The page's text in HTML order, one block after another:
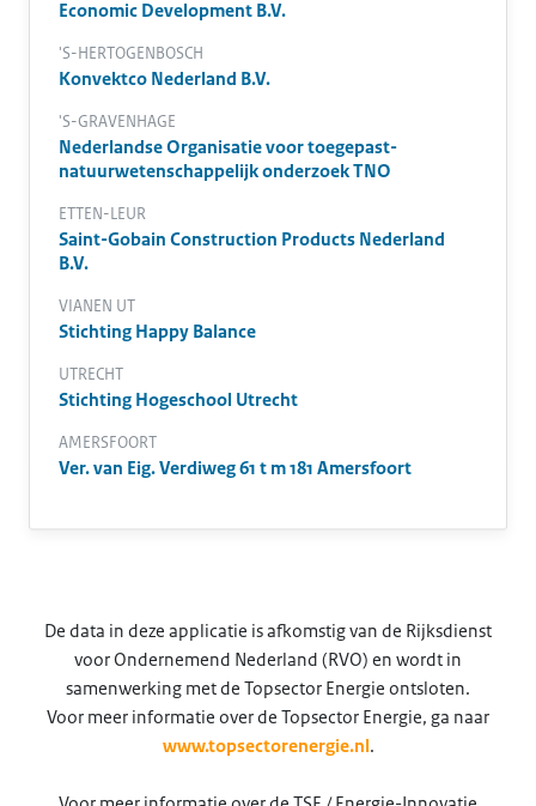
Economic Development B.V.
'S-HERTOGENBOSCH
Konvektco Nederland B.V.
'S-GRAVENHAGE
Nederlandse Organisatie voor toegepast-
natuurwetenschappelijk onderzoek TNO
ETTEN-LEUR
Saint-Gobain Construction Products Nederland
B.V.
VIANEN UT
Stichting Happy Balance
UTRECHT
Stichting Hogeschool Utrecht
AMERSFOORT
Ver. van Eig. Verdiweg 61 t m 181 Amersfoort
De data in deze applicatie is afkomstig van de Rijksdienst
voor Ondernemend Nederland (RVO) en wordt in
samenwerking met de Topsector Energie ontsloten.
Voor meer informatie over de Topsector Energie, ga naar
www.topsectorenergie.nl .